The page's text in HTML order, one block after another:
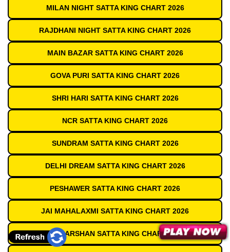
MILAN NIGHT SATTA KING CHART 2026
RAJDHANI NIGHT SATTA KING CHART 2026
MAIN BAZAR SATTA KING CHART 2026
GOVA PURI SATTA KING CHART 2026
SHRI HARI SATTA KING CHART 2026
NCR SATTA KING CHART 2026
SUNDRAM SATTA KING CHART 2026
DELHI DREAM SATTA KING CHART 2026
PESHAWER SATTA KING CHART 2026
JAI MAHALAXMI SATTA KING CHART 2026
DEVDARSHAN SATTA KING CHART 2026